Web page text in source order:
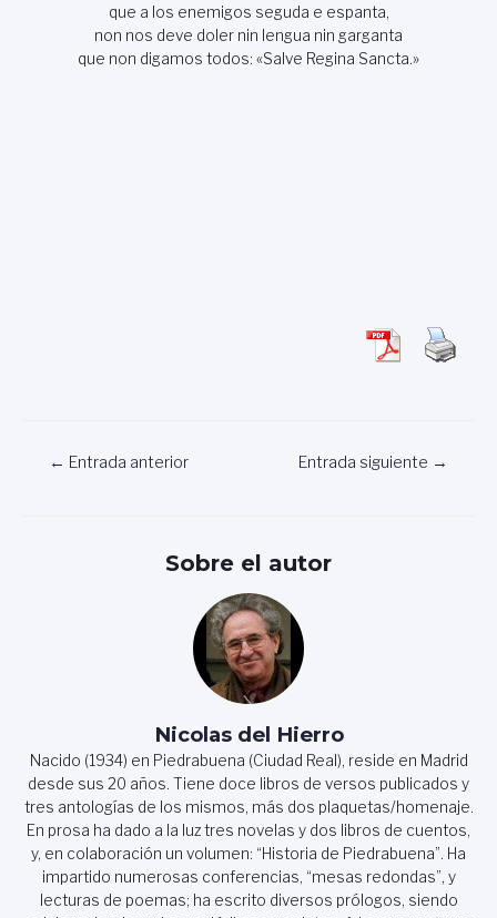
que a los enemigos seguda e espanta,
non nos deve doler nin lengua nin garganta
que non digamos todos: «Salve Regina Sancta.»
Navegación
← Entrada anterior Entrada siguiente →
Sobre el autor
Nicolas del Hierro
Nacido (1934) en Piedrabuena (Ciudad Real), reside en Madrid
desde sus 20 años. Tiene doce libros de versos publicados y
tres antologías de los mismos, más dos plaquetas/homenaje.
En prosa ha dado a la luz tres novelas y dos libros de cuentos,
y, en colaboración un volumen: “Historia de Piedrabuena”. Ha
impartido numerosas conferencias, “mesas redondas”, y
lecturas de poemas; ha escrito diversos prólogos, siendo